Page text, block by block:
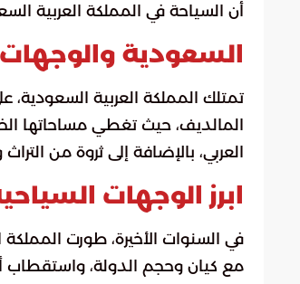
أن السياحة في المملكة العربية
السعودية والوجهات
تمتلك المملكة العربية السعودية،
المالديف، حيث تغطي مساحاتها
العربي، بالإضافة إلى ثروة من
ابرز الوجهات
في السنوات الأخيرة، طورت
مع كيان وحجم الدولة، واستقطاب